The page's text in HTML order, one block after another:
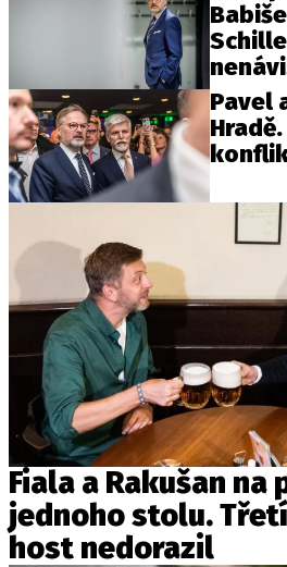
Pavel
Fiala a Rakušan na
jednoho stolu.
host nedorazil